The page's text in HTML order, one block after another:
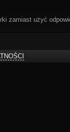
zamiast użyć